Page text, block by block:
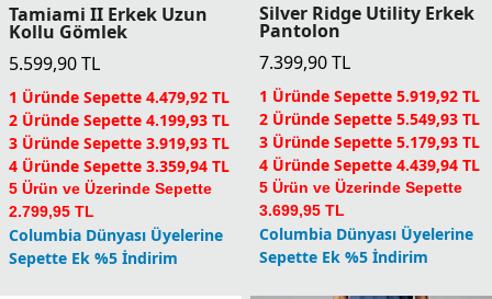
Tamiami II Erkek Uzun
Kollu Gömlek
5.599,90TL
1 Üründe Sepette 4.479,92 TL
2 Üründe Sepette 4.199,93 TL
3 Üründe Sepette 3.919,93 TL
4 Üründe Sepette 3.359,94 TL
5 Ürün ve Üzerinde Sepette
2.799,95 TL
Columbia Dünyası Üyelerine
Sepette Ek %5 İndirim
Silver Ridge Utility Erkek
Pantolon
7.399,90TL
1 Üründe Sepette 5.919,92 TL
2 Üründe Sepette 5.549,93 TL
3 Üründe Sepette 5.179,93 TL
4 Üründe Sepette 4.439,94 TL
5 Ürün ve Üzerinde Sepette
3.699,95 TL
Columbia Dünyası Üyelerine
Sepette Ek %5 İndirim